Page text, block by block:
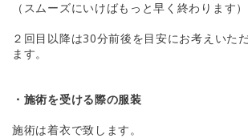
（スムーズにいけばもっと早く終わります）
２回目以降は30分前後を目安にお考えいた
ます。
・施術を受ける際の服装
施術は着衣で致します。